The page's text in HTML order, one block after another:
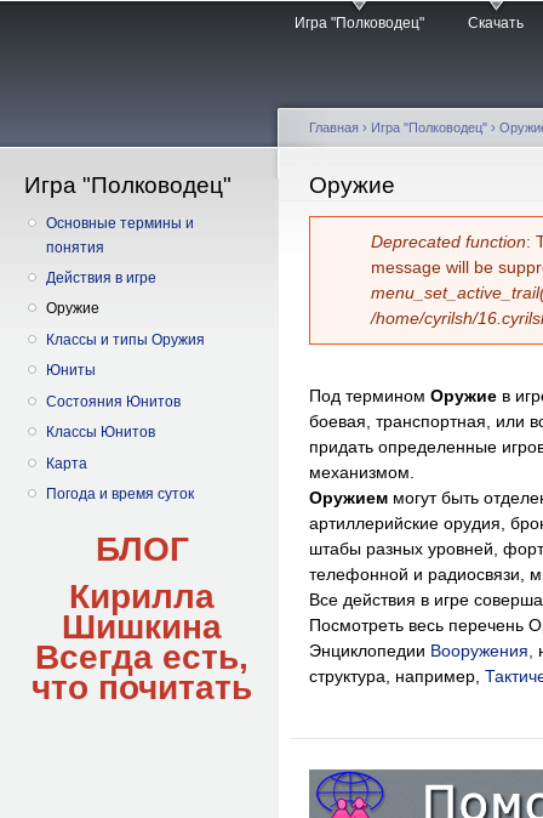
Игра "Полководец" Скачать
Игра "Полководец"
Основные термины и
понятия
Действия в игре
Оружие
Классы и типы Оружия
Юниты
Состояния Юнитов
Классы Юнитов
Карта
Погода и время суток
БЛОГ
Кирилла
Шишкина
Всегда есть,
что почитать
Вы здесь
Главная › Игра "Полководец" ›
Оружие
Сообщение об
Deprecated function:
message will be
/home/cyrilsh/
Под термином Оружие в
боевая, транспортная, или
придать определенные
механизмом.
Оружием могут быть
артиллерийские орудия,
штабы разных уровней,
телефонной и радиосвязи,
Все действия в игре
Посмотреть весь перечень
Энциклопедии Вооружения,
структура, например,